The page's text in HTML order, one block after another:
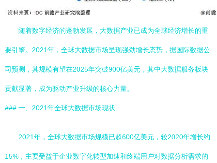
随着数字经济的蓬勃发展，大数据产业已成为全球经济增长的重
要引擎。2021年，全球大数据市场呈现强劲增长态势，据国际数据公
司预测，其规模有望在2025年突破900亿美元，其中大数据服务板块
贡献显著，成为驱动产业升级的核心力量。
### 一、2021年全球大数据市场现状
2021年，全球大数据市场规模已超600亿美元，较2020年增长约
15%，主要受益于企业数字化转型加速和终端用户对数据分析需求的